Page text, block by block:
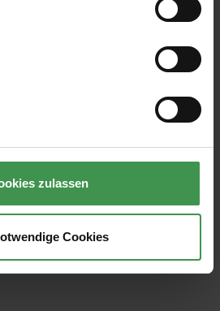
zulassen
Cookies
zur Kenntnis